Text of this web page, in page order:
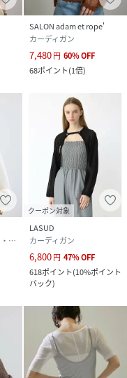
SALON adam et rope'
カーディガン
7,480円 60%OFF
68ポイント(1倍)
テーラードジャケット・ブレザー
クーポン対象
LASUD
カーディガン
6,800円 47%OFF
618ポイント(10%ポイント
バック)